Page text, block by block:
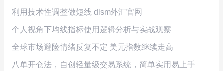
利用技术性调整做短线 dlsm外汇官网
个人视角下均线指标使用逻辑分析与实战观察
全球市场避险情绪反复不定 美元指数继续走高
八单开仓法，自创轻量级交易系统，简单实用易上手